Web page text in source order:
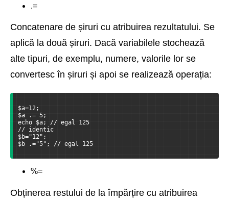
.=
Concatenare de șiruri cu atribuirea rezultatului. Se
aplică la două șiruri. Dacă variabilele stochează
alte tipuri, de exemplu, numere, valorile lor se
convertesc în șiruri și apoi se realizează operația:
$a=12;
$a .= 5;
echo $a; // egal 125
// identic
$b="12";
$b .="5"; // egal 125
%=
Obținerea restului de la împărțire cu atribuirea